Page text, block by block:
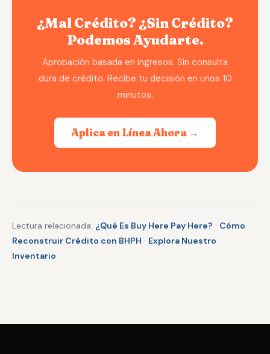
¿Mal Crédito? ¿Sin Crédito?
Podemos Ayudarte.
Aprobación basada en ingresos. Sin consulta
dura de crédito. Recibe tu decisión en unos 10
minutos.
Aplica en Línea Ahora →
Lectura relacionada: ¿Qué Es Buy Here Pay Here? · Cómo
Reconstruir Crédito con BHPH · Explora Nuestro
Inventario